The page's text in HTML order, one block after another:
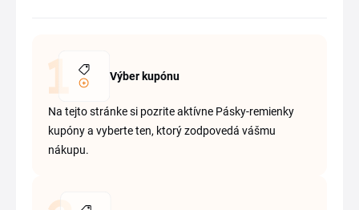
Výber kupónu
Na tejto stránke si pozrite aktívne Pásky-remienky
kupóny a vyberte ten, ktorý zodpovedá vášmu
nákupu.